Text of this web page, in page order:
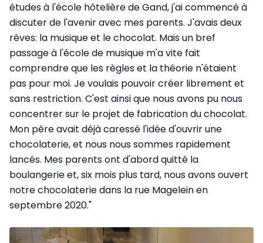
études à l'école hôtelière de Gand, j'ai commencé à
discuter de l'avenir avec mes parents. J'avais deux
rêves: la musique et le chocolat. Mais un bref
passage à l'école de musique m'a vite fait
comprendre que les règles et la théorie n'étaient
pas pour moi. Je voulais pouvoir créer librement et
sans restriction. C'est ainsi que nous avons pu nous
concentrer sur le projet de fabrication du chocolat.
Mon père avait déjà caressé l'idée d'ouvrir une
chocolaterie, et nous nous sommes rapidement
lancés. Mes parents ont d'abord quitté la
boulangerie et, six mois plus tard, nous avons ouvert
notre chocolaterie dans la rue Magelein en
septembre 2020."